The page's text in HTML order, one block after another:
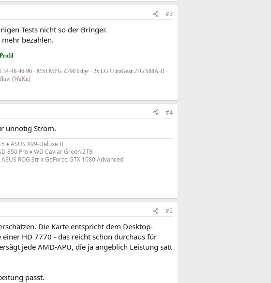
#3
Tests nicht so der Bringer.
bezahlen.
46-46-96 - MSI MPG Z790 Edge - 2x LG UltraGear 27GN88A-B -
(WaKü)
#4
unnötig Strom.
♦ ASUS X99-Deluxe II
850 Pro ♦ WD Caviar Green 2TB
ROG Strix GeForce GTX 1080 Advanced​
#5
Die Karte entspricht dem Desktop-
HD 7770 - das reicht schon durchaus für
jede AMD-APU, die ja angeblich Leistung satt
passt.